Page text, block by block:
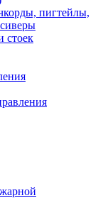
пигтейлы,
стоек